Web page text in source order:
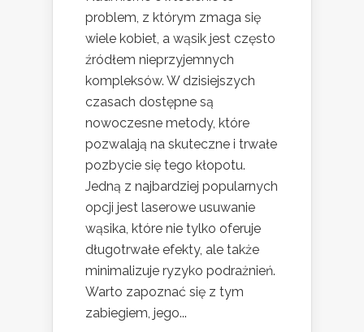
problem, z którym zmaga się
wiele kobiet, a wąsik jest często
źródłem nieprzyjemnych
kompleksów. W dzisiejszych
czasach dostępne są
nowoczesne metody, które
pozwalają na skuteczne i trwałe
pozbycie się tego kłopotu.
Jedną z najbardziej popularnych
opcji jest laserowe usuwanie
wąsika, które nie tylko oferuje
długotrwałe efekty, ale także
minimalizuje ryzyko podrażnień.
Warto zapoznać się z tym
zabiegiem, jego...